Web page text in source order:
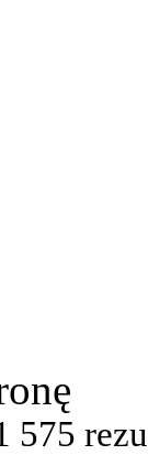
575